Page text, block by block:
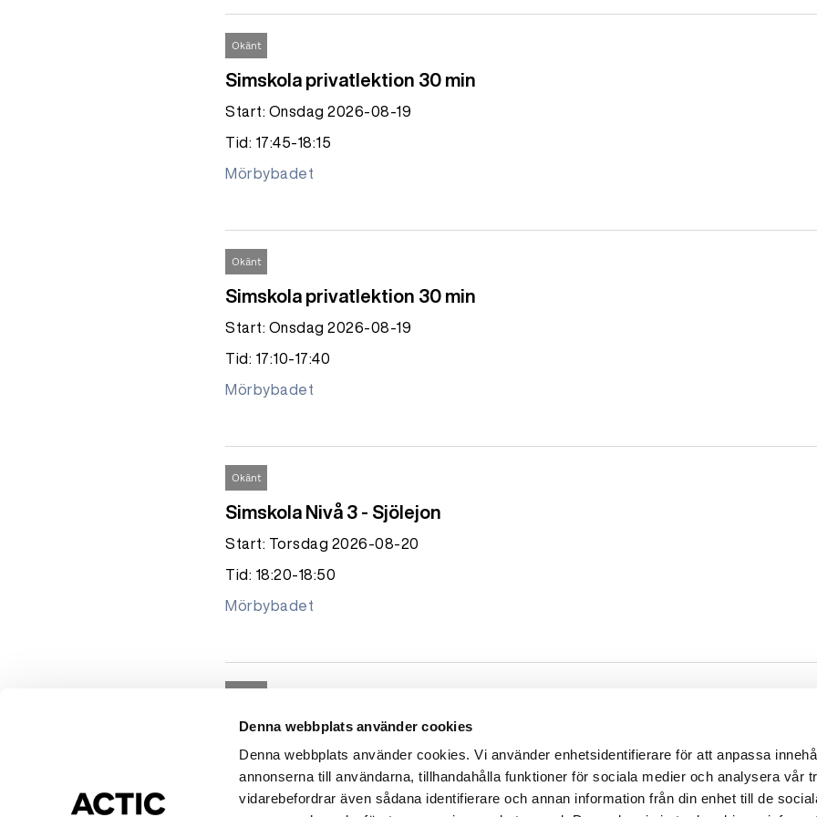
Denna webbplats använder cookies
Denna webbplats använder cookies. Vi använder enhetsidentifierare för att anpassa
annonserna till användarna, tillhandahålla funktioner för sociala medier och analysera vår
vidarebefordrar även sådana identifierare och annan information från din enhet till de
Okänt
Simskola privatlektion 30 min
Start: Onsdag 2026-08-19
Tid: 17:45-18:15
Mörbybadet
Okänt
Simskola privatlektion 30 min
Start: Onsdag 2026-08-19
Tid: 17:10-17:40
Mörbybadet
Okänt
Simskola Nivå 3 - Sjölejon
Start: Torsdag 2026-08-20
Tid: 18:20-18:50
Mörbybadet
Simskola Ungdom
Start: Torsdag 2026-08-20
Tid: 18:20-18:50